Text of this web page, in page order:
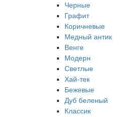
Черные
Графит
Коричневые
Медный антик
Венге
Модерн
Светлые
Хай-тек
Бежевые
Дуб беленый
Классик